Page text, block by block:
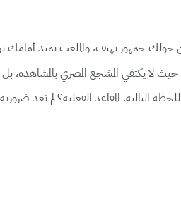
لست كذلك. تسمع صدى الهتافات في الزمن الحقيقي، وترى وميض التوقعات والإحصائيات يحيط بك. مرحبًا
التالية. المقاعد الفعلية؟ لم تعد